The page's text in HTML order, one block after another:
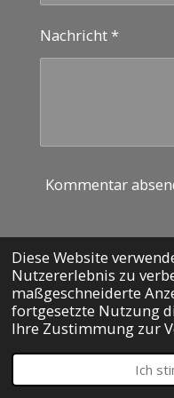
Diese Website
Nutzererlebnis zu
maßgeschneiderte
fortgesetzte Nutzung
Ihre Zustimmung zur
Ich
Nachricht *
Kommentar
Katrin & Heiko
Hey Steffen, wir
Interesse dein
Marokko-Reise
Einschätzungen